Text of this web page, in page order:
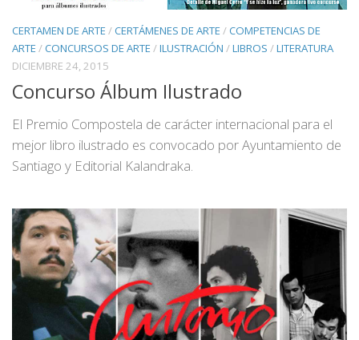
CERTAMEN DE ARTE /CERTÁMENES DE ARTE /COMPETENCIAS DE
ARTE /CONCURSOS DE ARTE /ILUSTRACIÓN /LIBROS /LITERATURA
DICIEMBRE 24, 2015
Concurso Álbum Ilustrado
El Premio Compostela de carácter internacional para el
mejor libro ilustrado es convocado por Ayuntamiento de
Santiago y Editorial Kalandraka.